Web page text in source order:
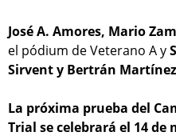
José A. Amores, Mario
el pódium de Veterano A y
Sirvent y Bertrán Martínez
La próxima prueba del
Trial se celebrará el 14 de